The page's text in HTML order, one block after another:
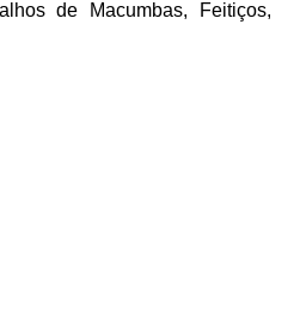
de Macumbas, Feitiços,